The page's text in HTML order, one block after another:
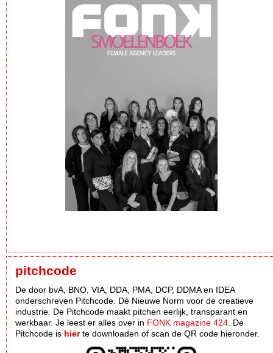
pitchcode
De door bvA, BNO, VIA, DDA, PMA, DCP, DDMA en IDEA
onderschreven Pitchcode. Dè Nieuwe Norm voor de creatieve
industrie. De Pitchcode maakt pitchen eerlijk, transparant en
werkbaar. Je leest er alles over in FONK magazine 424 . De
Pitchcode is hierte downloaden of scan de QR code hieronder.